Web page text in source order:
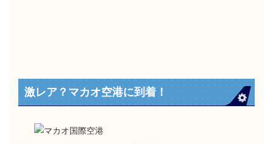
激レア？マカオ空港に到着！